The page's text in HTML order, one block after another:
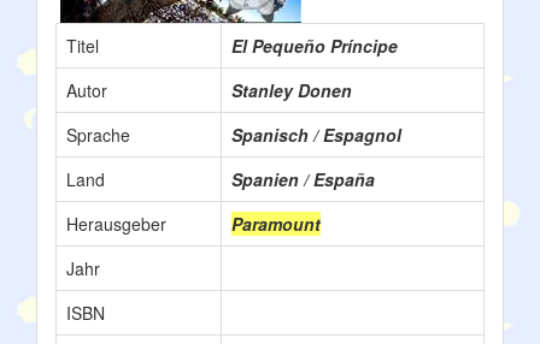
Titel
El Pequeño Príncipe
Autor
Stanley Donen
Sprache
Spanisch / Espagnol
Land
Spanien / España
Herausgeber
Paramount
Jahr
ISBN